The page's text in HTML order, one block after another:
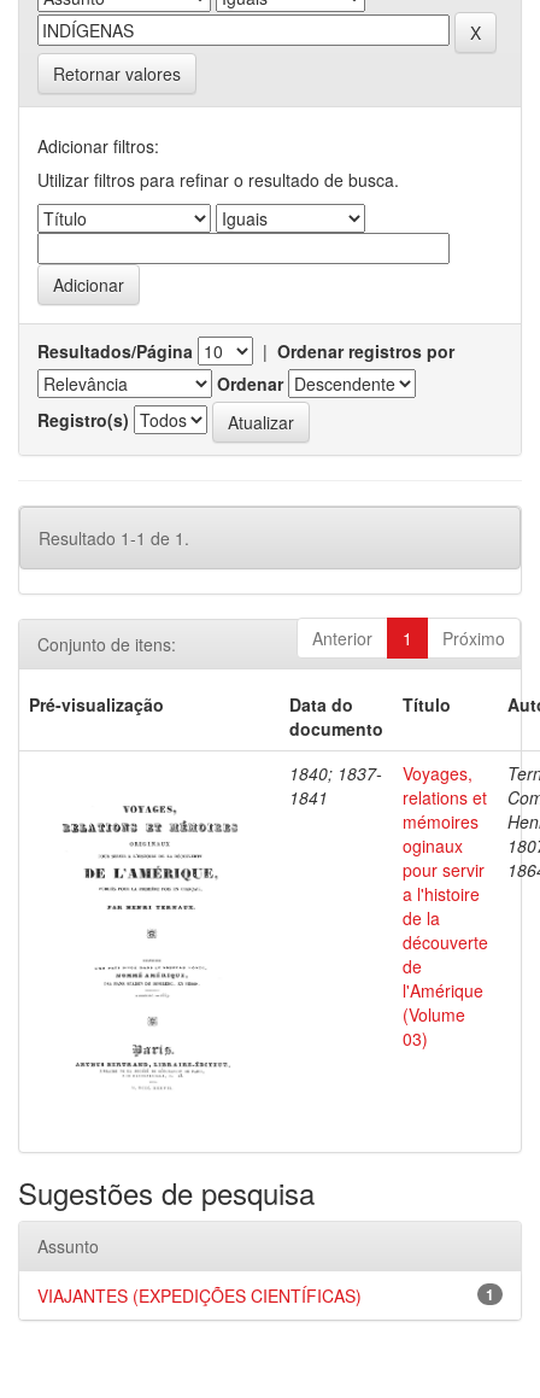
Retornar valores
Adicionar filtros:
Utilizar filtros para refinar o resultado de busca.
Resultados/Página | Ordenar registros por
Ordenar
Registro(s)
Resultado 1-1 de 1.
Anterior 1 Próximo
Conjunto de itens:
Pré-visualização
Data do
documento
Título
1840; 1837-
1841
Voyages,
relations et
mémoires
oginaux
pour servir
a l'histoire
de la
découverte
de
l'Amérique
(Volume
03)
Sugestões de pesquisa
Assunto
1
VIAJANTES (EXPEDIÇÕES CIENTÍFICAS)